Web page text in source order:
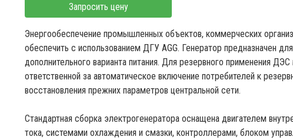
Запросить цену
Энергообеспечение промышленных объектов, коммерческих
обеспечить с использованием ДГУ AGG. Генератор предназначен
дополнительного варианта питания. Для резервного применения
ответственной за автоматическое включение потребителей к
восстановления прежних параметров центральной сети.
Стандартная сборка электрогенератора оснащена двигателем
тока, системами охлаждения и смазки, контроллерами, блоком